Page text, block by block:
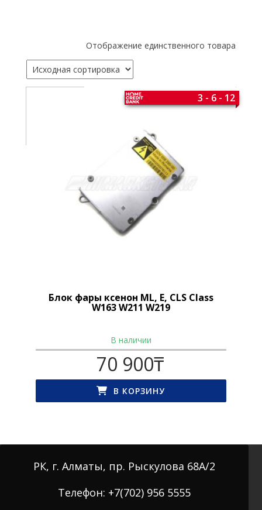
Отображение единственного товара
Блок фары ксенон ML, E, CLS Class
W163 W211 W219
3 - 6 - 12
В наличии
70 900₸
В КОРЗИНУ
РК, г. Алматы, пр. Рыскулова 68А/2
Телефон: +7(702) 956 5555